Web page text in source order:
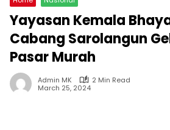
Yayasan Kemala
Cabang Sarolangun
Pasar Murah
Admin MK
2 Min Read
March 25, 2024